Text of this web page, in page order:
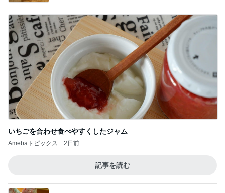
いちごを合わせ食べやすくしたジャム
Amebaトピックス 2日前
記事を読む